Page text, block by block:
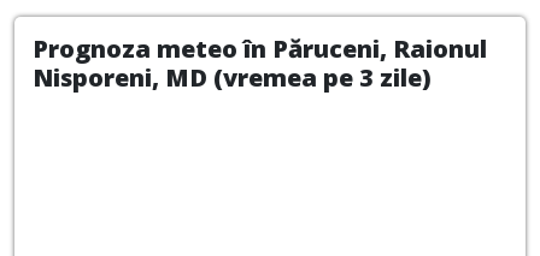
Prognoza meteo în Păruceni, Raionul
Nisporeni, MD (vremea pe 3 zile)